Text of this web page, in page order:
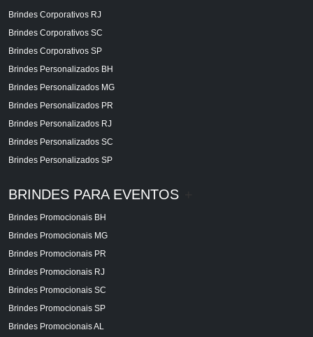
Brindes Corporativos RJ
Brindes Corporativos SC
Brindes Corporativos SP
Brindes Personalizados BH
Brindes Personalizados MG
Brindes Personalizados PR
Brindes Personalizados RJ
Brindes Personalizados SC
Brindes Personalizados SP
BRINDES PARA EVENTOS
Brindes Promocionais BH
Brindes Promocionais MG
Brindes Promocionais PR
Brindes Promocionais RJ
Brindes Promocionais SC
Brindes Promocionais SP
Brindes Promocionais AL